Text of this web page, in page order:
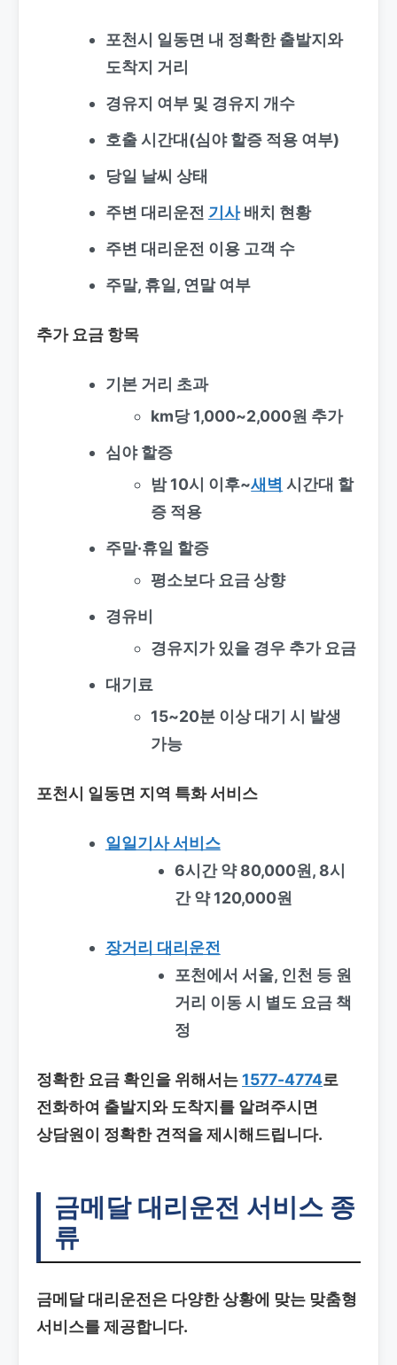
포천시 일동면 내 정확한 출발지와
도착지 거리
경유지 여부 및 경유지 개수
호출 시간대(심야 할증 적용 여부)
당일 날씨 상태
주변 대리운전 기사배치 현황
주변 대리운전 이용 고객 수
주말, 휴일, 연말 여부
추가 요금 항목
기본 거리 초과
km당 1,000~2,000원 추가
심야 할증
밤 10시 이후~새벽 시간대 할
증 적용
주말·휴일 할증
평소보다 요금 상향
경유비
경유지가 있을 경우 추가 요금
대기료
15~20분 이상 대기 시 발생
가능
포천시 일동면 지역 특화 서비스
일일기사 서비스
6시간 약 80,000원, 8시
간 약 120,000원
장거리 대리운전
포천에서 서울, 인천 등 원
거리 이동 시 별도 요금 책
정
정확한 요금 확인을 위해서는1577-4774로
전화하여 출발지와 도착지를 알려주시면
상담원이 정확한 견적을 제시해드립니다.
금메달 대리운전 서비스 종
류
금메달 대리운전은 다양한 상황에 맞는 맞춤형
서비스를 제공합니다.